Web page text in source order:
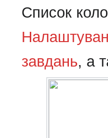
Список
завдань, а